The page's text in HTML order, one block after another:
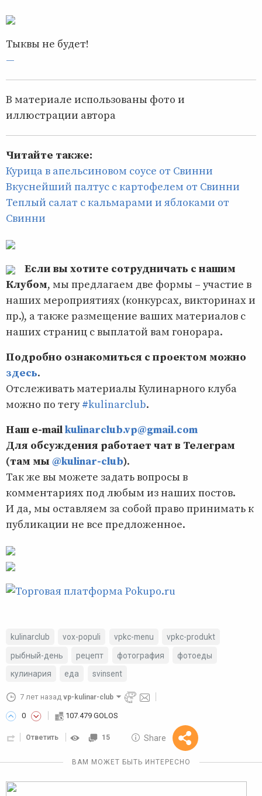
Тыквы не будет!
—
В материале использованы фото и
иллюстрации автора
Читайте также:
Курица в апельсиновом соусе от Свинни
Вкуснейший палтус с картофелем от Свинни
Теплый салат с кальмарами и яблоками от
Свинни
Если вы хотите сотрудничать с нашим
Клубом, мы предлагаем две формы – участие в
наших мероприятиях (конкурсах, викторинах и
пр.), а также размещение ваших материалов с
наших страниц с выплатой вам гонорара.
Подробно ознакомиться с проектом можно
здесь.
Отслеживать материалы Кулинарного клуба
можно по тегу#kulinarclub.
Наш e-mailkulinarclub.vp@gmail.com
Для обсуждения работает чат в Телеграм
(там мы @kulinar-club).
Так же вы можете задать вопросы в
комментариях под любым из наших постов.
И да, мы оставляем за собой право принимать к
публикации не все предложенное.
kulinarclub vox-populi vpkc-menu
vpkc-produkt
рыбный-день
рецепт фотография
фотоеды
кулинария
еда svinsent
7 лет назад vp-kulinar-club
0 107.479 GOLOS
Ответить 15 Share
Reward
10 GOLOS
ВАМ МОЖЕТ БЫТЬ ИНТЕРЕСНО